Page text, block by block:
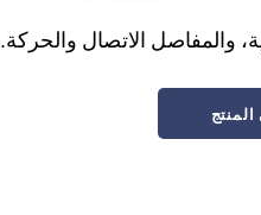
والمفاصل الاتصال والحركة.
المنتج